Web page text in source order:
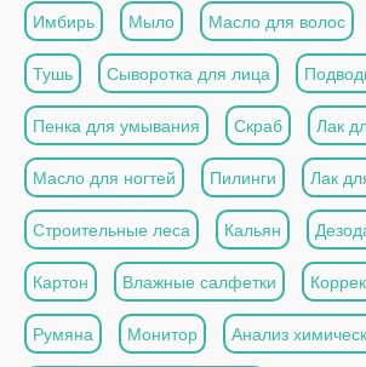
Имбирь Мыло Масло для волос
Тушь Сыворотка для лица
Пенка для умывания Скраб Лак
Масло для ногтей Пилинги Лак
Строительные леса Кальян
Картон Влажные салфетки
Румяна Монитор Анализ